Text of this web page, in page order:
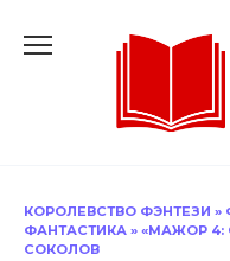
КОРОЛЕВСТВО ФЭНТЕЗИ »
ФАНТАСТИКА » «МАЖОР 4:
СОКОЛОВ